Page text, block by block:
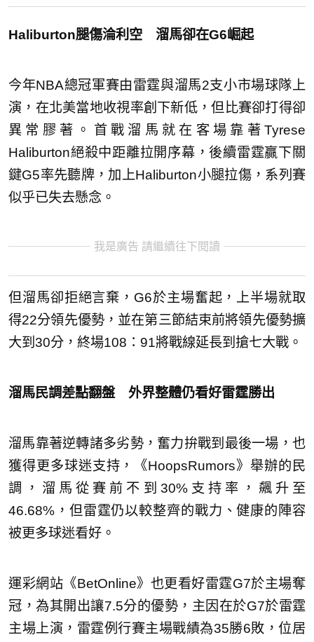
Haliburton腿傷淪利空 溜馬卻在G6崛起
今年NBA總冠軍賽由雷霆與溜馬2支小市場球隊上
演，在北美當地收視率創下新低，但比賽卻打得卻
異常膠著。首戰溜馬就在客場靠著Tyrese
Haliburton絕殺中距離拉開序幕，後續雷霆贏下關
鍵G5率先聽牌，加上Haliburton小腿拉傷，系列賽
似乎已失去懸念。
我是廣告 請繼續往下閱讀
但溜馬卻拒絕言棄，G6於主場奮起，上半場就取
得22分領先優勢，並在第三節結束前將領先優勢擴
大到30分，終場108：91將戰線延長到搶七大戰。
溜馬民調差點翻盤 外界整體仍看好雷霆勝出
溜馬靠著逆轉諸多劣勢，奮力拚戰到最後一場，也
獲得更多球迷支持，《HoopsRumors》舉辦的民
調，溜馬從賽前不到30%支持率，飆升至
46.68%，但雷霆仍以較整齊的戰力、健康的陣容
被更多球迷看好。
運彩網站《BetOnline》也更看好雷霆G7於主場奪
冠，為其開出讓7.5分的優勢，主因在於G7於雷霆
主場上演，雷霆例行賽主場戰績為35勝6敗，位居